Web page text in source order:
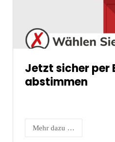
Jetzt sicher per
abstimmen
Mehr dazu …